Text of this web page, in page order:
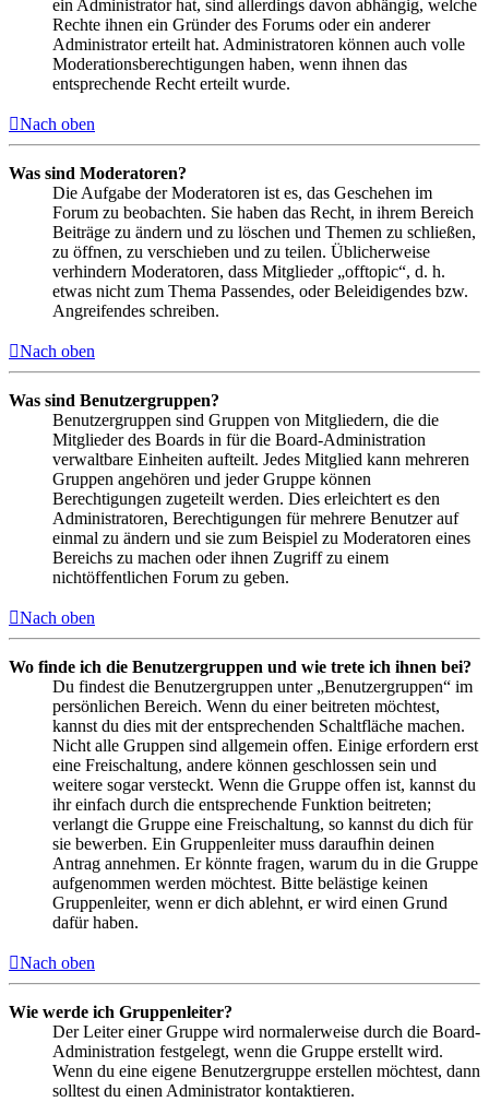
ein Administrator hat, sind allerdings davon abhängig, welche
Rechte ihnen ein Gründer des Forums oder ein anderer
Administrator erteilt hat. Administratoren können auch volle
Moderationsberechtigungen haben, wenn ihnen das
entsprechende Recht erteilt wurde.
Nach oben
Was sind Moderatoren?
Die Aufgabe der Moderatoren ist es, das Geschehen im
Forum zu beobachten. Sie haben das Recht, in ihrem Bereich
Beiträge zu ändern und zu löschen und Themen zu schließen,
zu öffnen, zu verschieben und zu teilen. Üblicherweise
verhindern Moderatoren, dass Mitglieder „offtopic“, d. h.
etwas nicht zum Thema Passendes, oder Beleidigendes bzw.
Angreifendes schreiben.
Nach oben
Was sind Benutzergruppen?
Benutzergruppen sind Gruppen von Mitgliedern, die die
Mitglieder des Boards in für die Board-Administration
verwaltbare Einheiten aufteilt. Jedes Mitglied kann mehreren
Gruppen angehören und jeder Gruppe können
Berechtigungen zugeteilt werden. Dies erleichtert es den
Administratoren, Berechtigungen für mehrere Benutzer auf
einmal zu ändern und sie zum Beispiel zu Moderatoren eines
Bereichs zu machen oder ihnen Zugriff zu einem
nichtöffentlichen Forum zu geben.
Nach oben
Wo finde ich die Benutzergruppen und wie trete ich ihnen bei?
Du findest die Benutzergruppen unter „Benutzergruppen“ im
persönlichen Bereich. Wenn du einer beitreten möchtest,
kannst du dies mit der entsprechenden Schaltfläche machen.
Nicht alle Gruppen sind allgemein offen. Einige erfordern erst
eine Freischaltung, andere können geschlossen sein und
weitere sogar versteckt. Wenn die Gruppe offen ist, kannst du
ihr einfach durch die entsprechende Funktion beitreten;
verlangt die Gruppe eine Freischaltung, so kannst du dich für
sie bewerben. Ein Gruppenleiter muss daraufhin deinen
Antrag annehmen. Er könnte fragen, warum du in die Gruppe
aufgenommen werden möchtest. Bitte belästige keinen
Gruppenleiter, wenn er dich ablehnt, er wird einen Grund
dafür haben.
Nach oben
Wie werde ich Gruppenleiter?
Der Leiter einer Gruppe wird normalerweise durch die Board-
Administration festgelegt, wenn die Gruppe erstellt wird.
Wenn du eine eigene Benutzergruppe erstellen möchtest, dann
solltest du einen Administrator kontaktieren.